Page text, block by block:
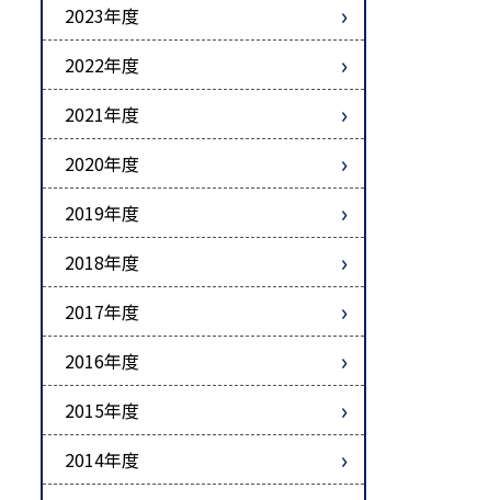
2023年度
2022年度
2021年度
2020年度
2019年度
2018年度
2017年度
2016年度
2015年度
2014年度